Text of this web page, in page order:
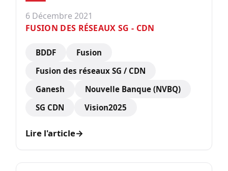
6 Décembre 2021
FUSION DES RÉSEAUX SG - CDN
BDDF
Fusion
Fusion des réseaux SG / CDN
Ganesh
Nouvelle Banque (NVBQ)
SG CDN
Vision2025
Lire l'article→